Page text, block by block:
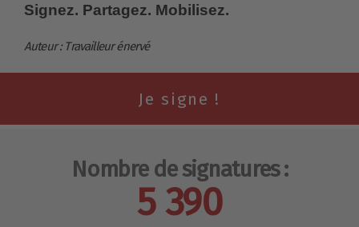
Signez. Partagez. Mobilisez.
Auteur : Travailleur énervé
Nombre de signatures :
5 390